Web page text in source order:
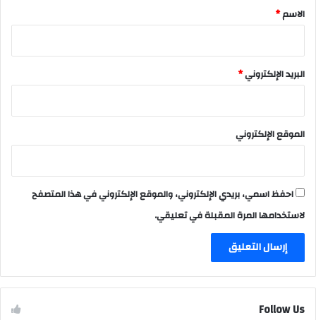
*
الاسم*
البريد الإلكتروني*
الموقع الإلكتروني
احفظ اسمي، بريدي الإلكتروني، والموقع الإلكتروني في هذا المتصفح
لاستخدامها المرة المقبلة في تعليقي.
Follow Us